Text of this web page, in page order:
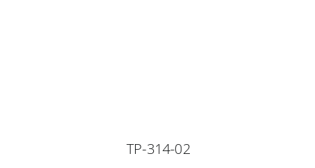
TP-314-02